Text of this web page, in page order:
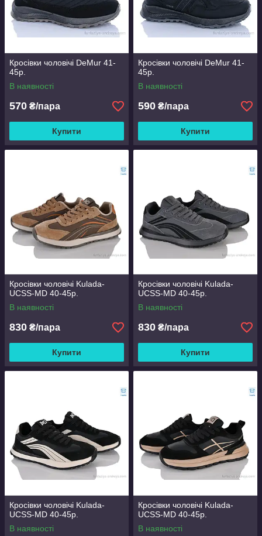
Кросівки чоловічі DeMur 41-
45р.
В наявності
570 ₴/пара
Купити
Кросівки чоловічі DeMur 41-
45р.
В наявності
590 ₴/пара
Купити
Кросівки чоловічі Kulada-
UCSS-MD 40-45р.
В наявності
830 ₴/пара
Купити
Кросівки чоловічі Kulada-
UCSS-MD 40-45р.
В наявності
830 ₴/пара
Купити
Кросівки чоловічі Kulada-
UCSS-MD 40-45р.
В наявності
Кросівки чоловічі Kulada-
UCSS-MD 40-45р.
В наявності